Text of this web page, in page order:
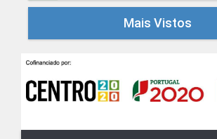
Mais Vistos